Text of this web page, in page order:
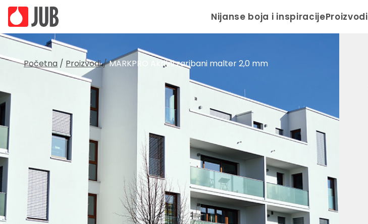
Nijanse boja i inspiracijeProizvodi
Početna / Proizvodi/MARKPRO Akrilni zaribani malter 2,0 mm